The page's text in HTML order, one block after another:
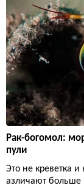
Рак-богомол:
пули
Это не креветка
азличают больше